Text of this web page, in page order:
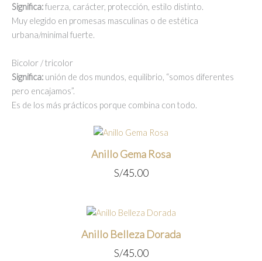
Significa:fuerza, carácter, protección, estilo distinto.
Muy elegido en promesas masculinas o de estética
urbana/minimal fuerte.
Bicolor / tricolor
Significa: unión de dos mundos, equilibrio, “somos diferentes
pero encajamos”.
Es de los más prácticos porque combina con todo.
Anillo Gema Rosa
S/45.00
Anillo Belleza Dorada
S/45.00